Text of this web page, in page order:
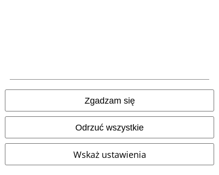
Zgadzam się
Odrzuć wszystkie
Wskaż ustawienia
Wszystkie ceny zawierają podatek VAT. Nie zawierająkosztów
wysyłki.
© 1986-2026 E.M.P. Merchandising HGmbH
Sklepy internetowe EMP